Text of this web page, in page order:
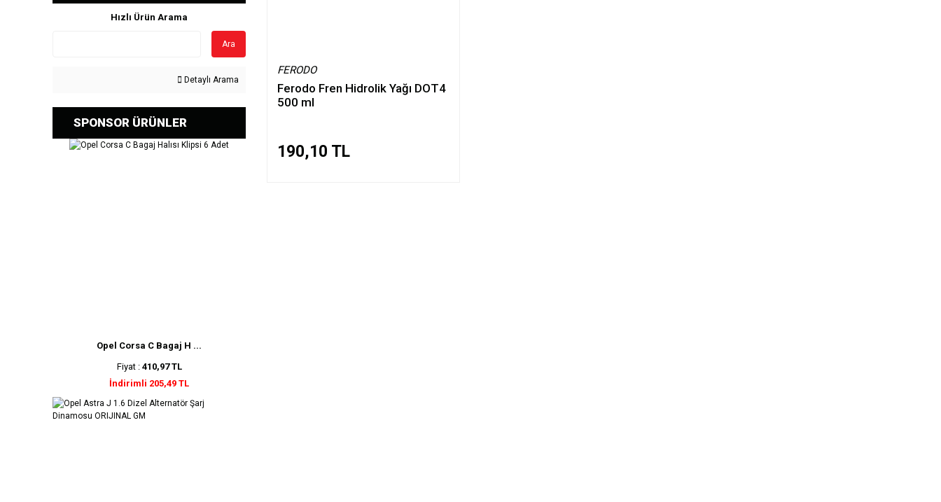
Hızlı Ürün Arama
Ara
Detaylı Arama
SPONSOR ÜRÜNLER
Opel Corsa C Bagaj H ...
Fiyat : 410,97 TL
İndirimli 205,49 TL
FERODO
Ferodo Fren Hidrolik Yağı DOT4
500 ml
190,10 TL